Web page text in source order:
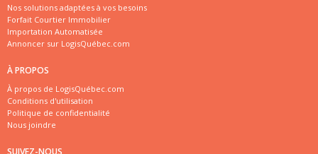
Nos solutions adaptées à vos besoins
Forfait Courtier Immobilier
Importation Automatisée
Annoncer sur LogisQuébec.com
À PROPOS
À propos de LogisQuébec.com
Conditions d'utilisation
Politique de confidentialité
Nous joindre